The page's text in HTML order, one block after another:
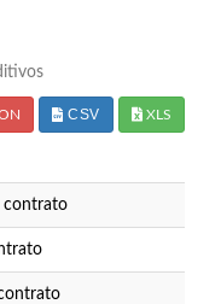
CSV XLS
contrato